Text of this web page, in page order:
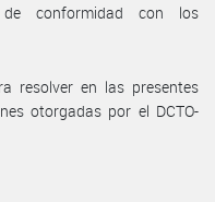
de conformidad con los
resolver en las presentes
otorgadas por el DCTO-